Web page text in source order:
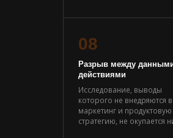
08
Разрыв между
действиями
Исследование, выводы
которого не внедряются в
маркетинг и продуктовую
стратегию, не окупается